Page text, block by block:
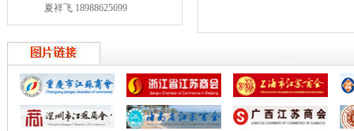
夏祥飞 18988625699